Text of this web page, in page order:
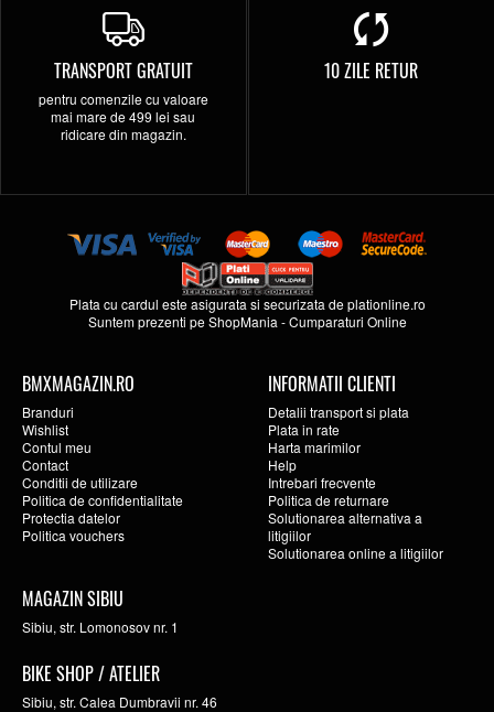
TRANSPORT GRATUIT
pentru comenzile cu valoare
mai mare de 499 lei sau
ridicare din magazin.
10 ZILE RETUR
Plata cu cardul este asigurata si securizata deplationline.ro
Suntem prezenti peShopMania -Cumparaturi Online
BMXMAGAZIN.RO
Branduri
Wishlist
Contul meu
Contact
Conditii de utilizare
Politica de confidentialitate
Protectia datelor
Politica vouchers
INFORMATII CLIENTI
Detalii transport si plata
Plata in rate
Harta marimilor
Help
Intrebari frecvente
Politica de returnare
Solutionarea alternativa a
litigiilor
Solutionarea online a litigiilor
MAGAZIN SIBIU
Sibiu, str. Lomonosov nr. 1
BIKE SHOP / ATELIER
Sibiu, str. Calea Dumbravii nr. 46